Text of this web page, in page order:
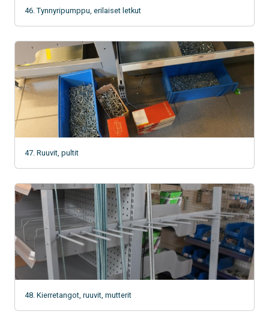
46. Tynnyripumppu, erilaiset letkut
47. Ruuvit, pultit
48. Kierretangot, ruuvit, mutterit